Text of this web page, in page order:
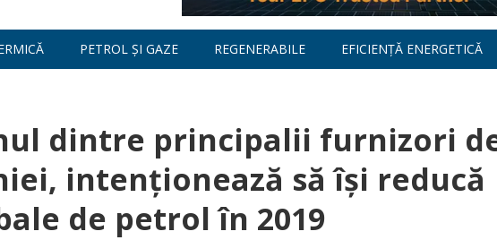
PETROL ȘI GAZE REGENERABILE EFICIENȚĂ ENERGETICĂ
dintre principalii furnizori
intenţionează să îşi reducă
de petrol în 2019